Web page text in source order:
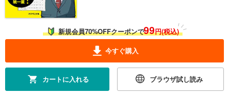
新規会員70%OFFクーポンで99円(税込)
今すぐ購入
カートに入れる ブラウザ試し読み